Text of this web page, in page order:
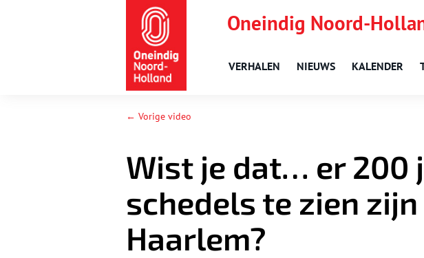
Oneindig Noord-
VERHALEN NIEUWS KALENDER
← Vorige video
Wist je dat… er 200
schedels te zien zijn
Haarlem?